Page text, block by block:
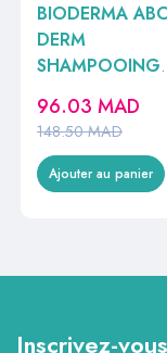
BIODERMA ABC
DERM
SHAMPOOING
DOUCEUR
REF028834B
148.50MAD
96.03 MAD
Ajouter au panier
Inscrivez-